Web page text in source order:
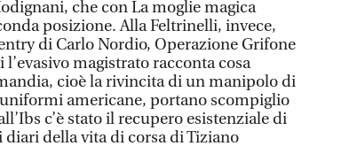
che con La moglie magica
posizione. Alla Feltrinelli, invece,
di Carlo Nordio, Operazione Grifone
magistrato racconta cosa
cioè la rivincita di un manipolo di
americane, portano scompiglio
c’è stato il recupero esistenziale di
diari della vita di corsa di Tiziano